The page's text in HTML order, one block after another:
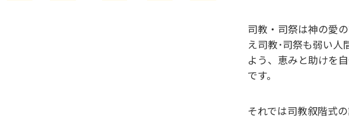
司教・司祭は神の愛
え司教･司祭も弱い人
よう、恵みと助けを
です。
それでは司教叙階式